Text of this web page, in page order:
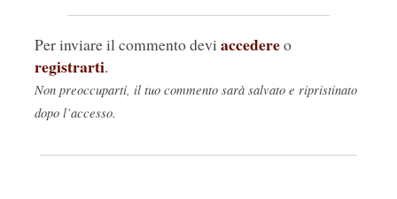
Per inviare il commento devi accedereo
registrarti.
Non preoccuparti, il tuo commento sarà salvato e ripristinato
dopo l’accesso.